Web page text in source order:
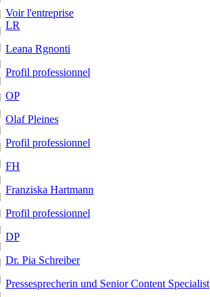
Voir l'entreprise
LR
Leana Rgnonti
Profil professionnel
OP
Olaf Pleines
Profil professionnel
FH
Franziska Hartmann
Profil professionnel
DP
Dr. Pia Schreiber
Pressesprecherin und Senior Content Specialist